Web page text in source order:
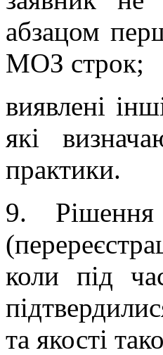
абзацом
МОЗ строк;
виявлені
які
практики.
9. Рішення
коли під
та якості